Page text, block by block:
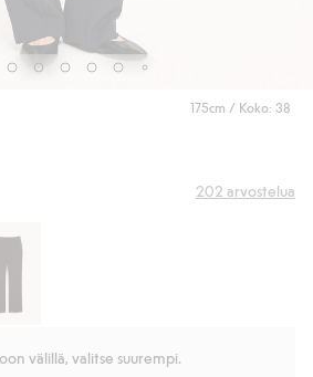
175cm / Koko: 38
luokitus: 202 arvostelua
välillä, valitse suurempi.